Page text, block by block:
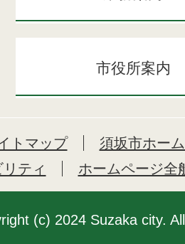
市役所案内
トマップ
須坂市ホー
ティ
ホームページ全
(c) 2024 Suzaka city.